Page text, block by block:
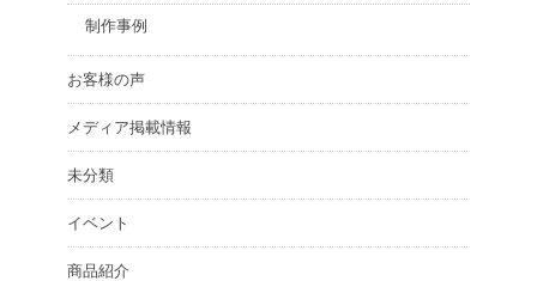
制作事例
お客様の声
メディア掲載情報
未分類
イベント
商品紹介